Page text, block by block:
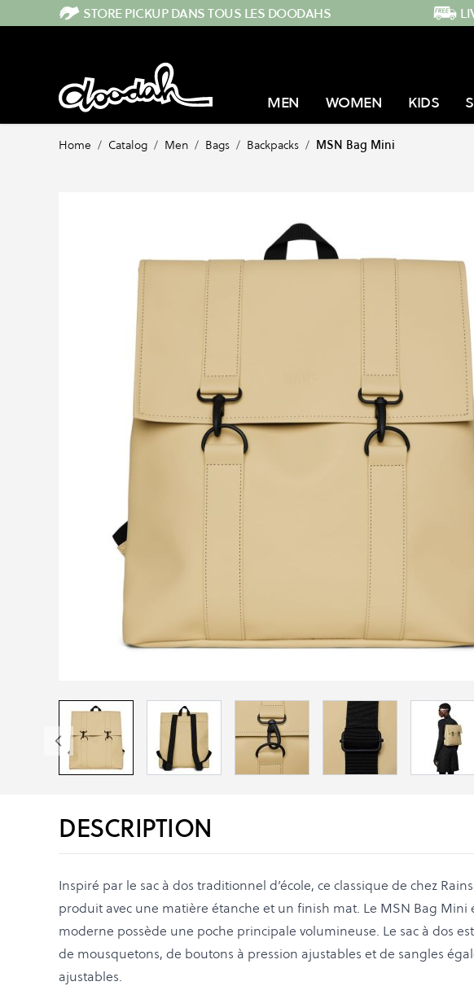
Skip to ContentSTORE PICKUP DANS TOUS LES DOODAHS
MEN WOMEN KIDS
Home / Catalog / Men / Bags / Backpacks / MSN Bag Mini
DESCRIPTION
Inspiré par le sac à dos traditionnel d’école, ce classique de chez
produit avec une matière étanche et un finish mat. Le MSN Bag Mini
moderne possède une poche principale volumineuse. Le sac à dos
de mousquetons, de boutons à pression ajustables et de sangles
ajustables.